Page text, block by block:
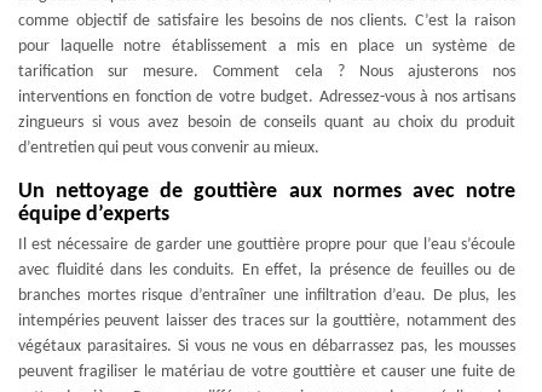
comme objectif de satisfaire les besoins de nos clients. C’est la raison
pour laquelle notre établissement a mis en place un système de
tarification sur mesure. Comment cela ? Nous ajusterons nos
interventions en fonction de votre budget. Adressez-vous à nos artisans
zingueurs si vous avez besoin de conseils quant au choix du produit
d’entretien qui peut vous convenir au mieux.
Un nettoyage de gouttière aux normes avec notre
équipe d’experts
Il est nécessaire de garder une gouttière propre pour que l’eau s’écoule
avec fluidité dans les conduits. En effet, la présence de feuilles ou de
branches mortes risque d’entraîner une infiltration d’eau. De plus, les
intempéries peuvent laisser des traces sur la gouttière, notamment des
végétaux parasitaires. Si vous ne vous en débarrassez pas, les mousses
peuvent fragiliser le matériau de votre gouttière et causer une fuite de